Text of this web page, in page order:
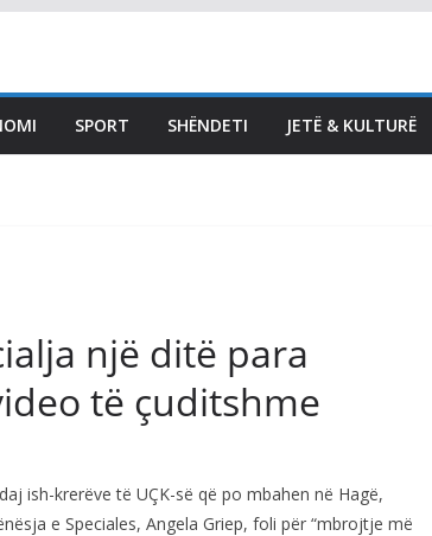
SPORT SHËNDETI JETË & KULTURË
një ditë para
të çuditshme
ish-krerëve të UÇK-së që po mbahen në Hagë,
e Speciales, Angela Griep, foli për “mbrojtje më
fotografi nga takimi i GP:
Me 18 deputetët e LDK-
së, në përcaktimin e